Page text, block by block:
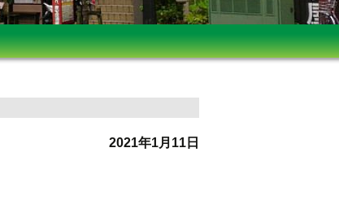
2021年1月11日